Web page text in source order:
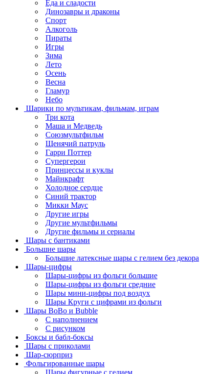
Еда и сладости
Динозавры и драконы
Спорт
Алкоголь
Пираты
Игры
Зима
Лето
Осень
Весна
Гламур
Небо
Шарики по мультикам, фильмам, играм
Три кота
Маша и Медведь
Союзмультфильм
Щенячий патруль
Гарри Поттер
Супергерои
Принцессы и куклы
Майнкрафт
Холодное сердце
Синий трактор
Микки Маус
Другие игры
Другие мультфильмы
Другие фильмы и сериалы
Шары с бантиками
Большие шары
Большие латексные шары с гелием без декора
Шары-цифры
Шары-цифры из фольги большие
Шары-цифры из фольги средние
Шары мини-цифры под воздух
Шары Круги с цифрами из фольги
Шары BoBo и Bubble
С наполнением
С рисунком
Боксы и бабл-боксы
Шары с приколами
Шар-сюрприз
Фольгированные шары